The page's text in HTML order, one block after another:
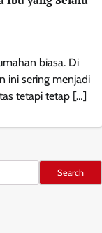
biasa. Di
ini sering menjadi
tetapi tetap […]
Search